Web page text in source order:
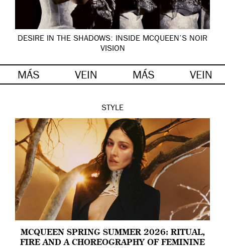
DESIRE IN THE SHADOWS: INSIDE MCQUEEN’S NOIR
VISION
MÁS VEIN MÁS VEIN
STYLE
MCQUEEN SPRING SUMMER 2026: RITUAL,
FIRE AND A CHOREOGRAPHY OF FEMININE